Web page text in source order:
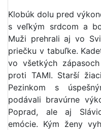
Klobúk dolu pred
s veľkým srdcom a
Muži prehrali aj vo
priečku v tabuľke.
vo všetkých
proti TAMI. Starší
Pezinkom s
podávali bravúrne
Poprad, ale aj
emócie. Kým ženy